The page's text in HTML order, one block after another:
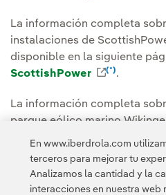
La información completa
instalaciones de
disponible en la siguiente
ScottishPower
Enlace
(*)Nota
.
La información completa
parque eólico marino
Renovables Offshore
(Unipersonal), está
Iberdrola Energía
En www.iberdrola.com
terceros para mejorar tu
Analizamos la cantidad y la
interacciones en nuestra